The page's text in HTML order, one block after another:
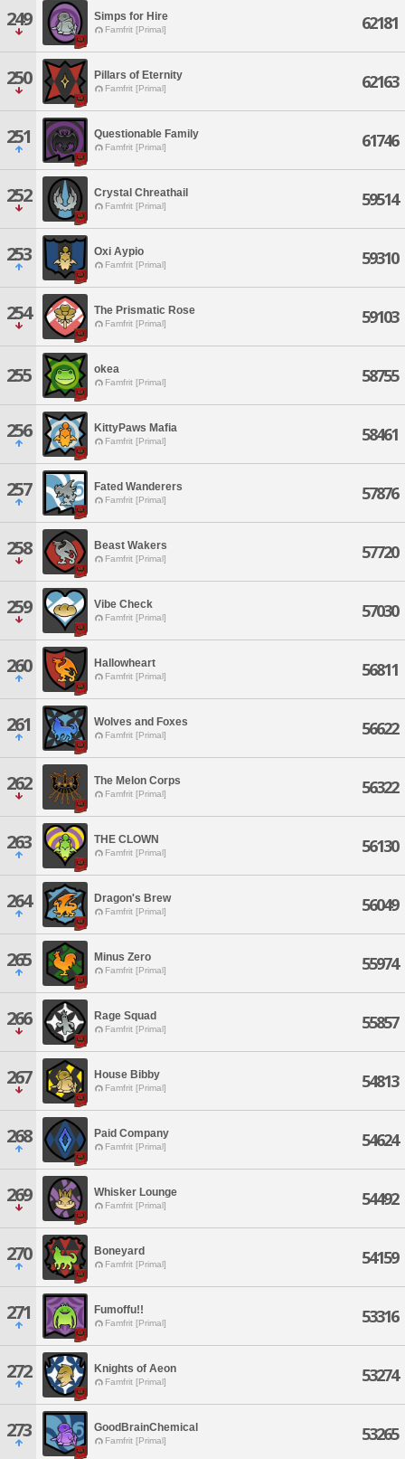
249 Simps for Hire
Famfrit [Primal] 62181
250 Pillars of Eternity
Famfrit [Primal] 62163
251 Questionable Family
Famfrit [Primal] 61746
252 Crystal Chreathail
Famfrit [Primal] 59514
253 Oxi Aypio
Famfrit [Primal] 59310
254 The Prismatic Rose
Famfrit [Primal] 59103
255 okea
Famfrit [Primal] 58755
256 KittyPaws Mafia
Famfrit [Primal] 58461
257 Fated Wanderers
Famfrit [Primal] 57876
258 Beast Wakers
Famfrit [Primal] 57720
259 Vibe Check
Famfrit [Primal] 57030
260 Hallowheart
Famfrit [Primal] 56811
261 Wolves and Foxes
Famfrit [Primal] 56622
262 The Melon Corps
Famfrit [Primal] 56322
263 THE CLOWN
Famfrit [Primal] 56130
264 Dragon's Brew
Famfrit [Primal] 56049
265 Minus Zero
Famfrit [Primal] 55974
266 Rage Squad
Famfrit [Primal] 55857
267 House Bibby
Famfrit [Primal] 54813
268 Paid Company
Famfrit [Primal] 54624
269 Whisker Lounge
Famfrit [Primal] 54492
270 Boneyard
Famfrit [Primal] 54159
271 Fumoffu!!
Famfrit [Primal] 53316
272 Knights of Aeon
Famfrit [Primal] 53274
273 GoodBrainChemical
Famfrit [Primal] 53265